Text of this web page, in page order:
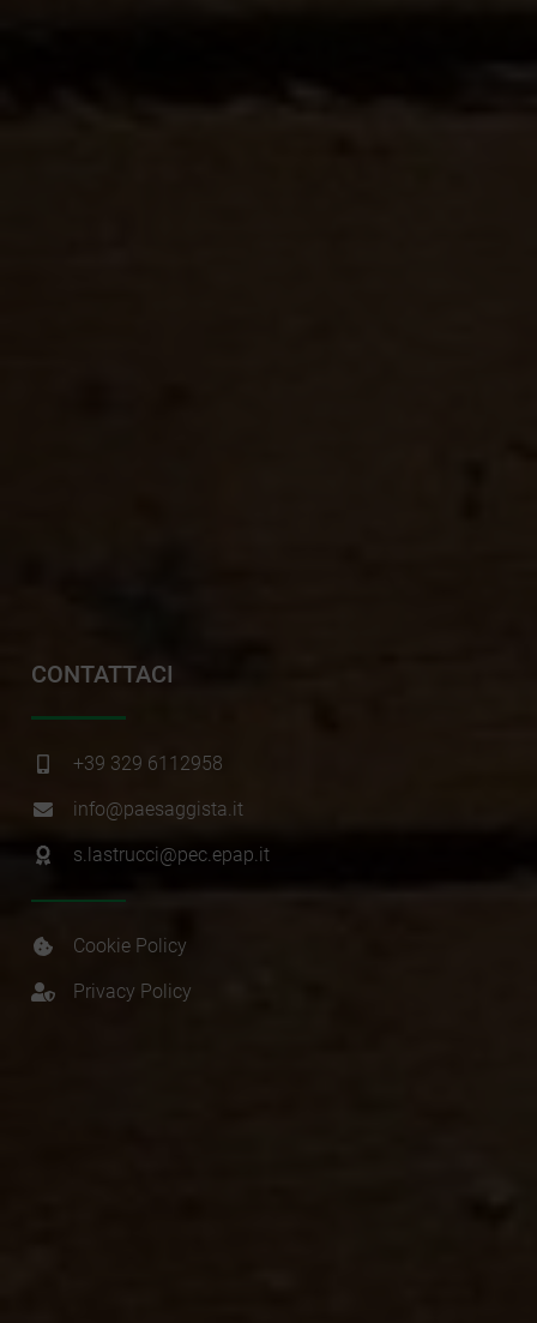
CONTATTACI
+39 329 6112958
info@paesaggista.it
s.lastrucci@pec.epap.it
Cookie Policy
Privacy Policy